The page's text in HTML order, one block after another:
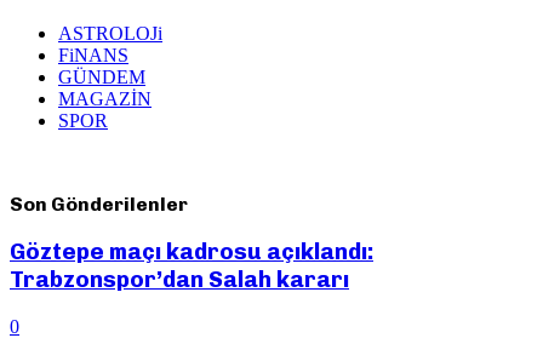
ASTROLOJi
FiNANS
GÜNDEM
MAGAZİN
SPOR
Son Gönderilenler
Göztepe maçı kadrosu açıklandı:
Trabzonspor’dan Salah kararı
0